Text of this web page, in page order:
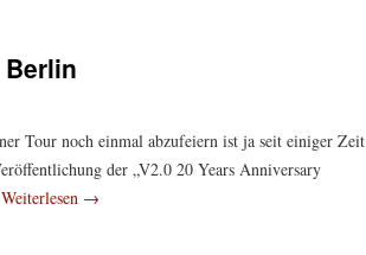
Berlin
Tour noch einmal abzufeiern ist ja seit einiger Zeit
der „V2.0 20 Years Anniversary
Weiterlesen →